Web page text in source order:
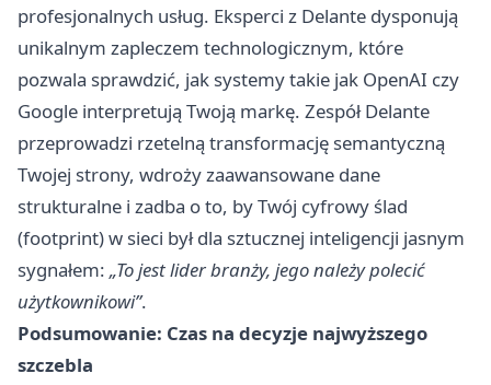
profesjonalnych usług. Eksperci z Delante dysponują
unikalnym zapleczem technologicznym, które
pozwala sprawdzić, jak systemy takie jak OpenAI czy
Google interpretują Twoją markę. Zespół Delante
przeprowadzi rzetelną transformację semantyczną
Twojej strony, wdroży zaawansowane dane
strukturalne i zadba o to, by Twój cyfrowy ślad
(footprint) w sieci był dla sztucznej inteligencji jasnym
sygnałem: „To jest lider branży, jego należy polecić
użytkownikowi”.
Podsumowanie: Czas na decyzje najwyższego
szczebla